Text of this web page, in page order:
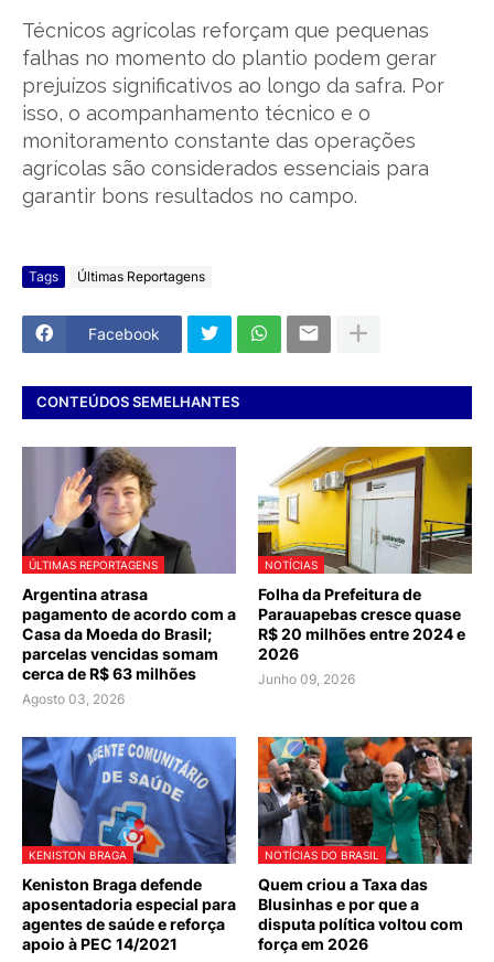
Técnicos agrícolas reforçam que pequenas
falhas no momento do plantio podem gerar
prejuízos significativos ao longo da safra. Por
isso, o acompanhamento técnico e o
monitoramento constante das operações
agrícolas são considerados essenciais para
garantir bons resultados no campo.
Tags Últimas Reportagens
Facebook
CONTEÚDOS SEMELHANTES
ÚLTIMAS REPORTAGENS
Argentina atrasa
pagamento de acordo com a
Casa da Moeda do Brasil;
parcelas vencidas somam
cerca de R$ 63 milhões
Agosto 03, 2026
NOTÍCIAS
Folha da Prefeitura de
Parauapebas cresce quase
R$ 20 milhões entre 2024 e
2026
Junho 09, 2026
KENISTON BRAGA
Keniston Braga defende
aposentadoria especial para
agentes de saúde e reforça
apoio à PEC 14/2021
NOTÍCIAS DO BRASIL
Quem criou a Taxa das
Blusinhas e por que a
disputa política voltou com
força em 2026